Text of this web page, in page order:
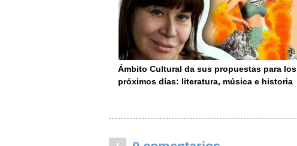
Ámbito Cultural da sus propuestas para los
próximos días: literatura, música e historia